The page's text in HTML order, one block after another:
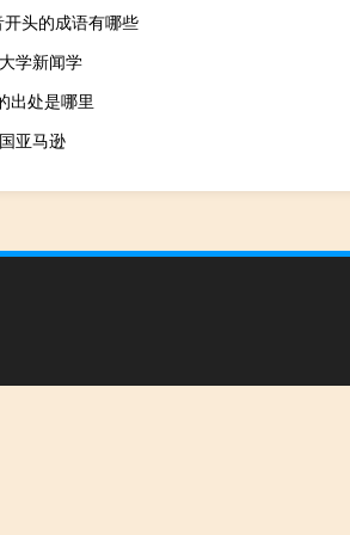
头的成语有哪些
学新闻学
出处是哪里
亚马逊